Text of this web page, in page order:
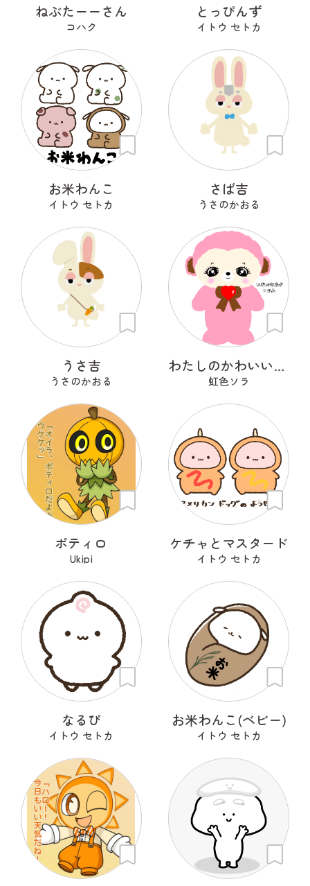
ねぶたーーさん
コハク
とっぴんず
イトウ セトカ
お米わんこ
イトウ セトカ
さば吉
うさのかおる
うさ吉
うさのかおる
わたしのかわいいせかい
虹色ソラ
ポティロ
Ukipi
ケチャとマスタード
イトウ セトカ
なるぴ
イトウ セトカ
お米わんこ(ベビー)
イトウ セトカ